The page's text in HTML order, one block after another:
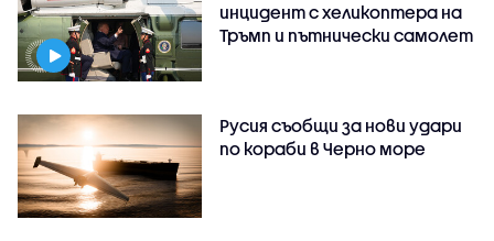
инцидент с хеликоптера на
Тръмп и пътнически самолет
Русия съобщи за нови удари
по кораби в Черно море